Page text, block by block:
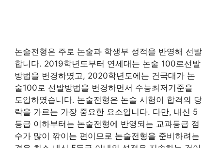
논술전형은 주로 논술과 학생부 성적을 반영해 선발
합니다. 2019학년도부터 연세대는 논술 100로선발
방법을 변경하였고, 2020학년도에는 건국대가 논
술100로 선발방법을 변경하면서 수능최저기준을
도입하였습니다. 논술전형은 논술 시험이 합격의 당
락을 가르는 가장 중요한 요소입니다. 다만, 내신 5
등급 이하부터는 논술전형에 반영되는 교과등급 점
수가 많이 깎이는 편이므로 논술전형을 준비하려는